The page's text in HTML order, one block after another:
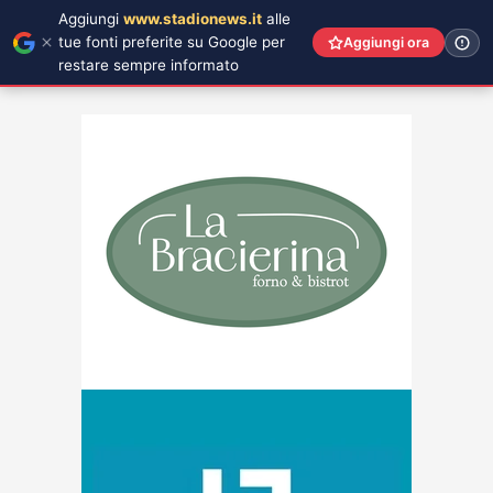
Aggiungi www.stadionews.it alle
tue fonti preferite su Google per
restare sempre informato
Aggiungi ora